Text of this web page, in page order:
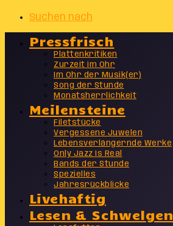
Suchen nach
Pressfrisch
Plattenkritiken
Zurzeit im Ohr
Im Ohr der Musik(er)
Song der Stunde
Monatsherrlichkeit
Meilensteine
Filetstücke
Vergessene Juwelen
Lebensverlängernde Werke
Only Jazz Is Real
Bands der Stunde
Spezielles
Jahresrückblicke
Livehaftig
Lesen & Schwelgen